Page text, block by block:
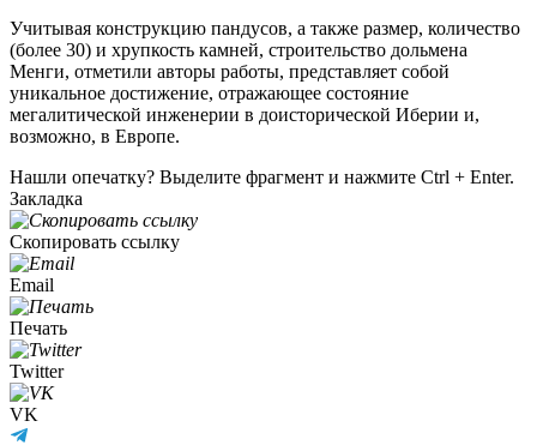
Учитывая конструкцию пандусов, а также размер, количество
(более 30) и хрупкость камней, строительство дольмена
Менги, отметили авторы работы, представляет собой
уникальное достижение, отражающее состояние
мегалитической инженерии в доисторической Иберии и,
возможно, в Европе.
Нашли опечатку? Выделите фрагмент и нажмите Ctrl + Enter.
Закладка
Скопировать ссылку
Email
Печать
Twitter
VK